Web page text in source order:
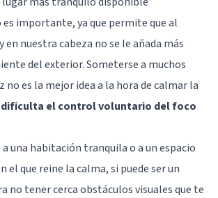
importante, ya que permite que al
en nuestra cabeza no se le añada más
del exterior. Someterse a muchos
no es la mejor idea a la hora de calmar la
dificulta el control voluntario del foco
una habitación tranquila o a un espacio
el que reine la calma, si puede ser un
no tener cerca obstáculos visuales que te